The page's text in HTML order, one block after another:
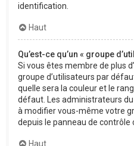
identification.
Haut
Qu’est-ce qu’un « groupe
Si vous êtes membre de plus
groupe d’utilisateurs par
quelle sera la couleur et le
défaut. Les administrateurs
à modifier vous-même votre
depuis le panneau de contrôle
Haut